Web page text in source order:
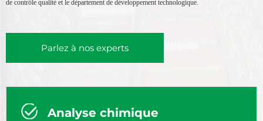
de contrôle qualité et le département de développement technologique.
Parlez à nos experts
Analyse chimique